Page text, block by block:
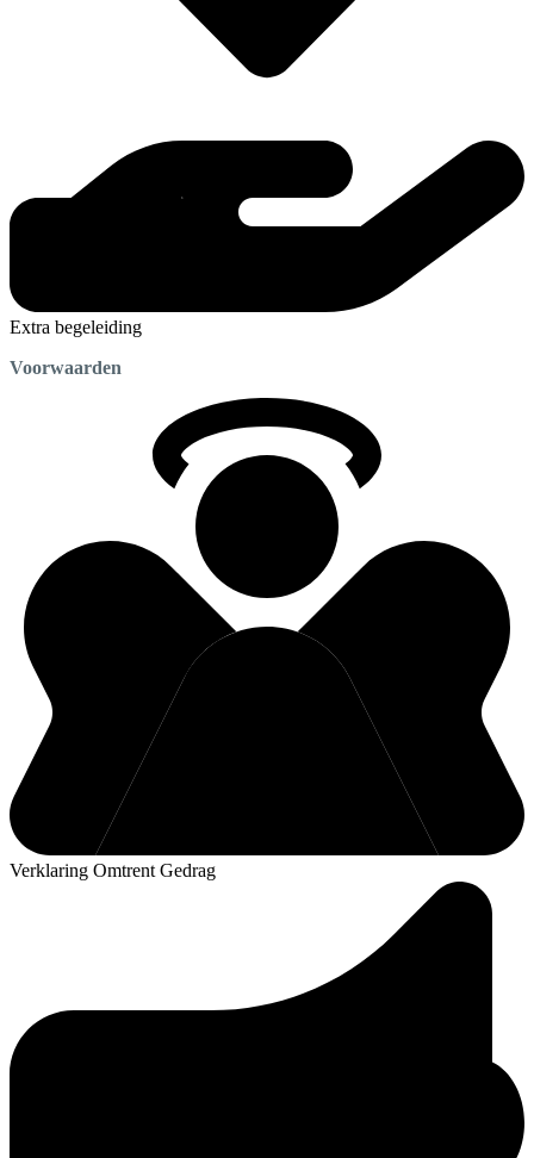
Extra begeleiding
Voorwaarden
Verklaring Omtrent Gedrag